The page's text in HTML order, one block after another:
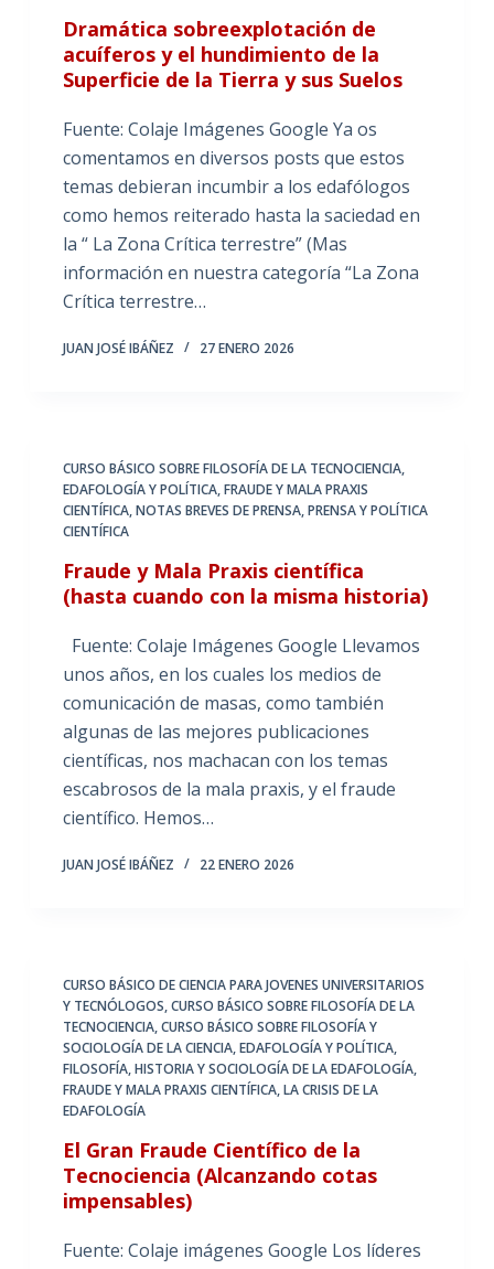
Dramática sobreexplotación de
acuíferos y el hundimiento de la
Superficie de la Tierra y sus Suelos
Fuente: Colaje Imágenes Google Ya os
comentamos en diversos posts que estos
temas debieran incumbir a los edafólogos
como hemos reiterado hasta la saciedad en
la “ La Zona Crítica terrestre” (Mas
información en nuestra categoría “La Zona
Crítica terrestre…
JUAN JOSÉ IBÁÑEZ 27 ENERO 2026
CURSO BÁSICO SOBRE FILOSOFÍA DE LA TECNOCIENCIA,
EDAFOLOGÍA Y POLÍTICA,FRAUDE Y MALA PRAXIS
CIENTÍFICA,NOTAS BREVES DE PRENSA,PRENSA Y POLÍTICA
CIENTÍFICA
Fraude y Mala Praxis científica
(hasta cuando con la misma historia)
Fuente: Colaje Imágenes Google Llevamos
unos años, en los cuales los medios de
comunicación de masas, como también
algunas de las mejores publicaciones
científicas, nos machacan con los temas
escabrosos de la mala praxis, y el fraude
científico. Hemos…
JUAN JOSÉ IBÁÑEZ 22 ENERO 2026
CURSO BÁSICO DE CIENCIA PARA JOVENES UNIVERSITARIOS
Y TECNÓLOGOS,CURSO BÁSICO SOBRE FILOSOFÍA DE LA
TECNOCIENCIA,CURSO BÁSICO SOBRE FILOSOFÍA Y
SOCIOLOGÍA DE LA CIENCIA,EDAFOLOGÍA Y POLÍTICA,
FILOSOFÍA, HISTORIA Y SOCIOLOGÍA DE LA EDAFOLOGÍA,
FRAUDE Y MALA PRAXIS CIENTÍFICA,LA CRISIS DE LA
EDAFOLOGÍA
El Gran Fraude Científico de la
Tecnociencia (Alcanzando cotas
impensables)
Fuente: Colaje imágenes Google Los líderes